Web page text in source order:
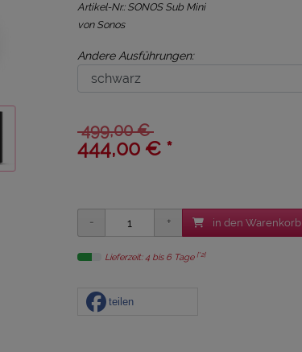
Artikel-Nr.: SONOS Sub Mini
von Sonos
Andere Ausführungen:
499,00 €
444,00 € *
in den Warenkorb
Lieferzeit: 4 bis 6 Tage [*2]
teilen